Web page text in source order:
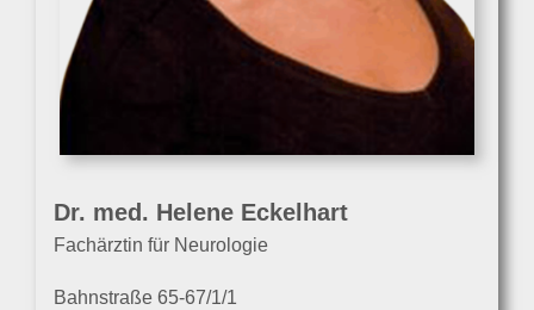
Dr. med. Helene Eckelhart
Fachärztin für Neurologie
Bahnstraße 65-67/1/1